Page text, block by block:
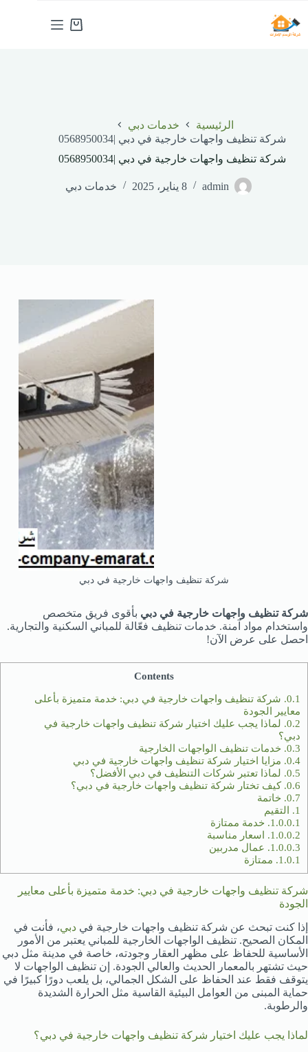
إلى
المحتوى
عربة
الرئيسية
خدمات دبي
شركة تنظيف واجهات خارجية في دبي |0568950034
شركة تنظيف واجهات خارجية في دبي |0568950034
admin 8 يناير، 2025 خدمات دبي
شركة تنظيف واجهات خارجية في دبي
شركة تنظيف واجهات خارجية في دبي بأقوى فريق متخصص
واستخدام مواد آمنة. خدمات تنظيف فعّالة للمباني السكنية والتجارية.
احصل على عرض الآن!
Contents
0.1. شركة تنظيف واجهات خارجية في دبي: خدمة متميزة بأعلى
معايير الجودة
0.2. لماذا يجب عليك اختيار شركة تنظيف واجهات خارجية في
دبي؟
0.3. خدمات تنظيف الواجهات الخارجية
0.4. مزايا اختيار شركة تنظيف واجهات خارجية في دبي
0.5. لماذا تعتبر شركات التنظيف في دبي الأفضل؟
0.6. كيف تختار شركة تنظيف واجهات خارجية في دبي؟
0.7. خاتمة
1. التقيم
1.0.0.1. خدمة ممتازة
1.0.0.2. اسعار مناسبة
1.0.0.3. عمال مدربين
1.0.1. ممتازة
شركة تنظيف واجهات خارجية في دبي: خدمة متميزة بأعلى معايير
الجودة
إذا كنت تبحث عن شركة تنظيف واجهات خارجية في دبي، فأنت في
المكان الصحيح. تنظيف الواجهات الخارجية للمباني يعتبر من الأمور
الأساسية للحفاظ على مظهر العقار وجودته، خاصة في مدينة مثل دبي
حيث تشتهر بالمعمار الحديث والعالي الجودة. إن تنظيف الواجهات لا
يتوقف فقط عند الحفاظ على الشكل الجمالي، بل يلعب دورًا كبيرًا في
حماية المبنى من العوامل البيئية القاسية مثل الحرارة الشديدة
والرطوبة.
لماذا يجب عليك اختيار شركة تنظيف واجهات خارجية في دبي؟